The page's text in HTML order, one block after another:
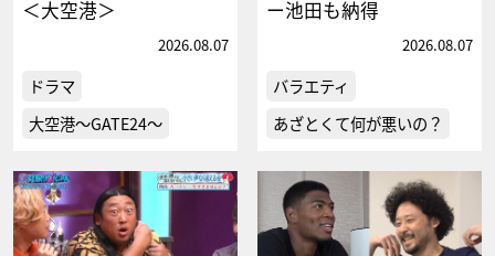
＜大空港＞
2026.08.07
ドラマ
大空港～GATE24～
ー池田も納得
2026.08.07
バラエティ
あざとくて何が悪いの？